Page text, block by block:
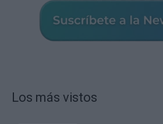
Los más vistos